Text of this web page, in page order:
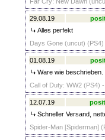
29.08.19
Alles perfekt
Days Gone (uncut)
01.08.19
Ware wie beschrieben.
Call of Duty: WW2 (PS4)
12.07.19
Schneller Versand,
Spider-Man [Spiderman]